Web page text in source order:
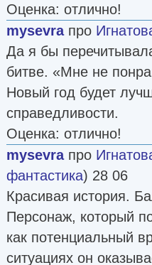
Оценка: отлично!
mysevraпро
Да я бы
битве. «Мне не
Новый год будет
справедливости.
Оценка: отлично!
mysevraпро
фантастика) 28 06
Красивая история.
Персонаж, который
как потенциальный
ситуациях он